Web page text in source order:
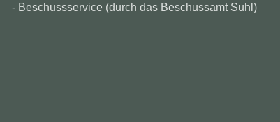
- Beschussservice (durch das Beschussamt Suhl)